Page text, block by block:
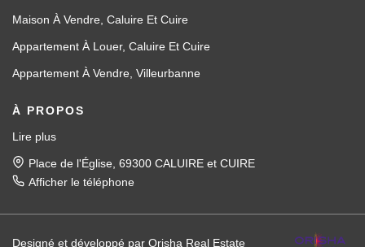
Maison À Vendre, Caluire Et Cuire
Appartement À Louer, Caluire Et Cuire
Appartement À Vendre, Villeurbanne
À PROPOS
Lire plus
Place de l'Église, 69300 CALUIRE et CUIRE
Afficher le téléphone
Designé et développé par Orisha Real Estate